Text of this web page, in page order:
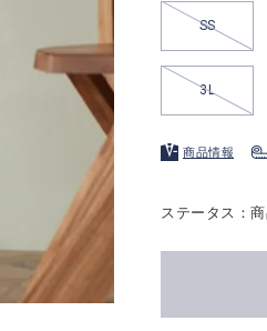
SS
3L
商品情報
ステータス：